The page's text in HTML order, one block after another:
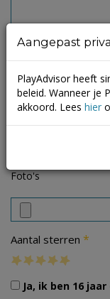
Foto's
Aantal sterren *
Ja, ik ben 16
Aangepast
PlayAdvisor heeft
beleid. Wanneer je
akkoord. Lees hier